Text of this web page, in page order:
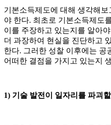
기본소득제도에 대해 생각해
야 한다. 최초로 기본소득제도
이를 주장하고 있는지를 알아
더 과장하여 현실을 진단하고
한다. 그러한 성찰 이후에는
어떠한 결점을 가지고 있는지
1) 기술 발전이 일자리를 파괴